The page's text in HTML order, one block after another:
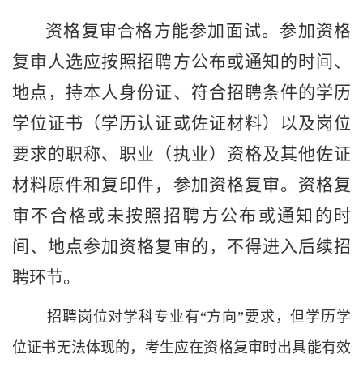
资格复审合格方能参加面试。参加资格
复审人选应按照招聘方公布或通知的时间 、
地点，持本人身份证、 符合招聘条件的学历
学位证书（学历认证或佐证材料） 以及岗位
要求的职称、职业（执业）资格及其他佐证
材料原件和复印件， 参加资格复审。 资格复
审不合格或未按照招聘方公布或通知的时
间、地点参加资格复审的，不得进入后续招
聘环节。
招聘岗位对学科专业有“方向”要求，但学历学
位证书无法体现的，考生应在资格复审时出具能有效